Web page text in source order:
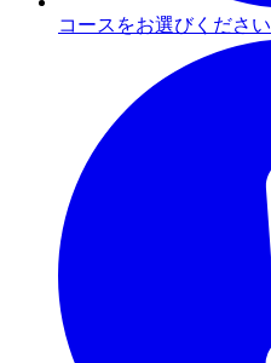
コースをお選びください